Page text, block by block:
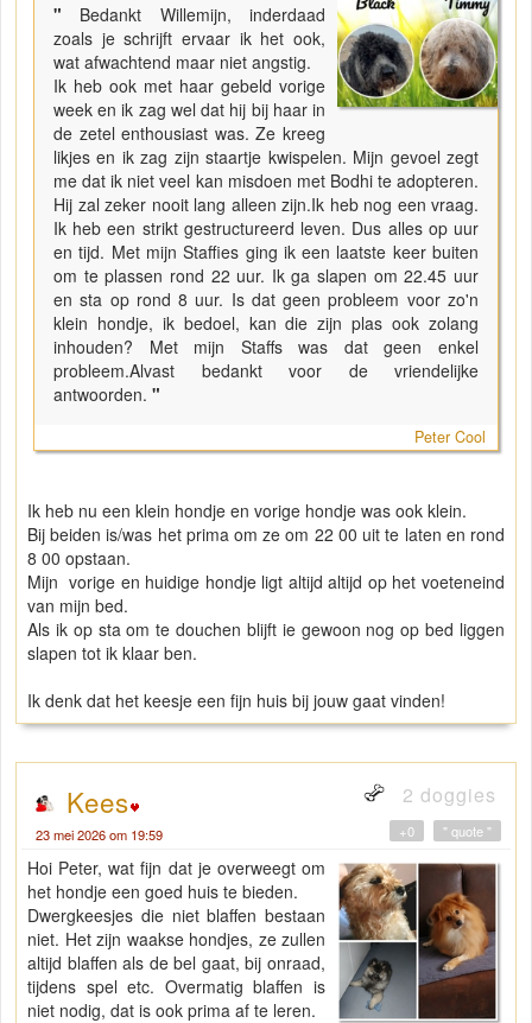
" Bedankt Willemijn, inderdaad
zoals je schrijft ervaar ik het ook,
wat afwachtend maar niet angstig.
Ik heb ook met haar gebeld vorige
week en ik zag wel dat hij bij haar in
de zetel enthousiast was. Ze kreeg
likjes en ik zag zijn staartje kwispelen. Mijn gevoel zegt
me dat ik niet veel kan misdoen met Bodhi te adopteren.
Hij zal zeker nooit lang alleen zijn.Ik heb nog een vraag.
Ik heb een strikt gestructureerd leven. Dus alles op uur
en tijd. Met mijn Staffies ging ik een laatste keer buiten
om te plassen rond 22 uur. Ik ga slapen om 22.45 uur
en sta op rond 8 uur. Is dat geen probleem voor zo'n
klein hondje, ik bedoel, kan die zijn plas ook zolang
inhouden? Met mijn Staffs was dat geen enkel
probleem.Alvast bedankt voor de vriendelijke
antwoorden. "
Peter Cool
Ik heb nu een klein hondje en vorige hondje was ook klein.
Bij beiden is/was het prima om ze om 22 00 uit te laten en rond
8 00 opstaan.
Mijn vorige en huidige hondje ligt altijd altijd op het voeteneind
van mijn bed.
Als ik op sta om te douchen blijft ie gewoon nog op bed liggen
slapen tot ik klaar ben.
Ik denk dat het keesje een fijn huis bij jouw gaat vinden!
Kees 2 doggies
23 mei 2026 om 19:59 " quote "
+0
Hoi Peter, wat fijn dat je overweegt om
het hondje een goed huis te bieden.
Dwergkeesjes die niet blaffen bestaan
niet. Het zijn waakse hondjes, ze zullen
altijd blaffen als de bel gaat, bij onraad,
tijdens spel etc. Overmatig blaffen is
niet nodig, dat is ook prima af te leren.